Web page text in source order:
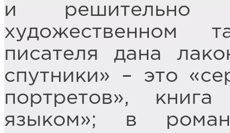
и решительно
художественном
писателя дана
спутники» – это
портретов»,
языком»; в